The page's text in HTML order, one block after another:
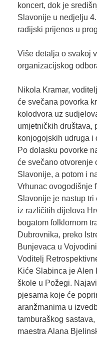
koncert, dok je
Slavonije u nedjelju
radijski prijenos u
Više detalja o svakoj
organizacijskog
Nikola Kramar,
će svečana povorka
kolodvora uz
umjetničkih društava,
konjogojskih udruga i
Po dolasku povorke
će svečano otvorenje
Slavonije, a potom i
Vrhunac ovogodišnje
Slavonije je nastup tri
iz različitih dijelova
bogatom folklornom
Dubrovnika, preko
Bunjevaca u
Voditelj
Kiće Slabinca je Alen
škole u Požegi.
pjesama koje će
aranžmanima u
tamburaškog
maestra Alana